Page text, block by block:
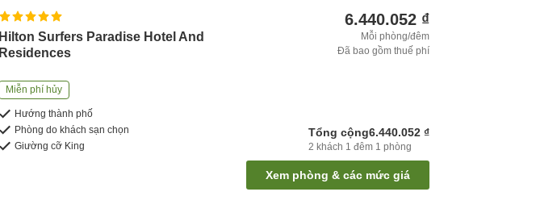
Hilton Surfers Paradise Hotel And
Residences
Miễn phí hủy
Hướng thành phố
Phòng do khách sạn chọn
Giường cỡ King
6.440.052 ₫
Mỗi phòng/đêm
Đã bao gồm thuế phí
Tổng cộng6.440.052 ₫
2 khách 1 đêm 1 phòng
Xem phòng & các mức giá